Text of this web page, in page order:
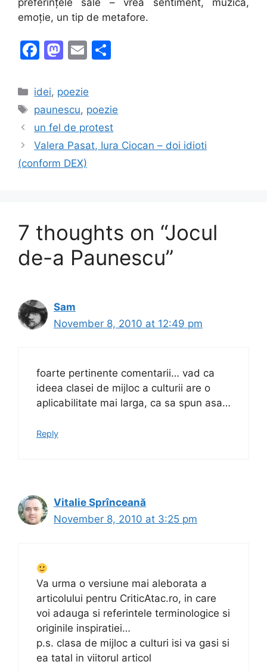
preferințele sale – vrea sentiment, muzică,
emoție, un tip de metafore.
F
c
e
b
o
o
M
st
o
d
o
n
E
ai
l
e
Categories
idei, poezie
Tags
paunescu, poezie
un fel de protest
Valera Pasat, Iura Ciocan – doi idioti
(conform DEX)
7 thoughts on “Jocul
de-a Paunescu”
Sam
November 8, 2010 at 12:49 pm
foarte pertinente comentarii… vad ca
ideea clasei de mijloc a culturii are o
aplicabilitate mai larga, ca sa spun asa…
Reply
Vitalie Sprînceană
November 8, 2010 at 3:25 pm
Va urma o versiune mai aleborata a
articolului pentru CriticAtac.ro, in care
voi adauga si referintele terminologice si
originile inspiratiei…
p.s. clasa de mijloc a culturi isi va gasi si
ea tatal in viitorul articol